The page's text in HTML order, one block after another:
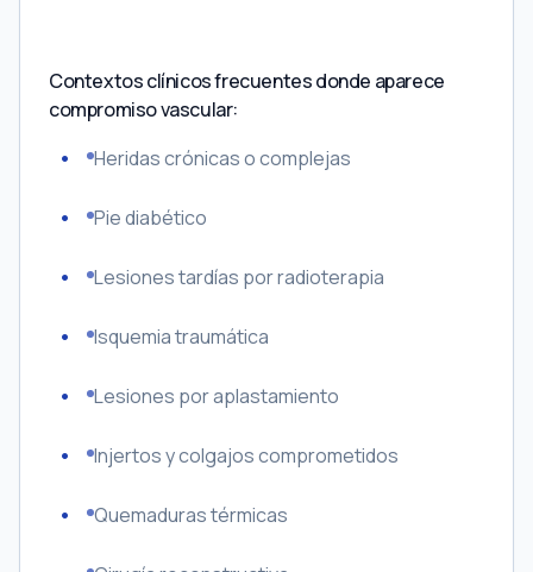
Contextos clínicos frecuentes donde aparece
compromiso vascular:
Heridas crónicas o complejas
Pie diabético
Lesiones tardías por radioterapia
Isquemia traumática
Lesiones por aplastamiento
Injertos y colgajos comprometidos
Quemaduras térmicas